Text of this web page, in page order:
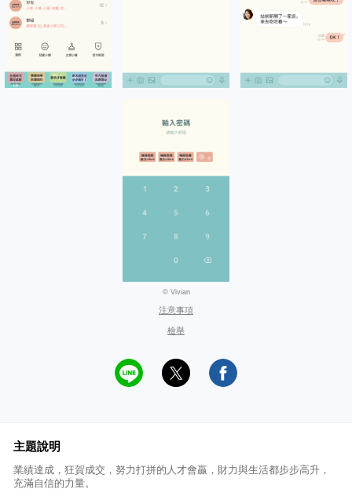
© Vivian
注意事項
檢舉
主題說明
業績達成，狂賀成交，努力打拼的人才會贏，財力與生活都步步高升，
充滿自信的力量。